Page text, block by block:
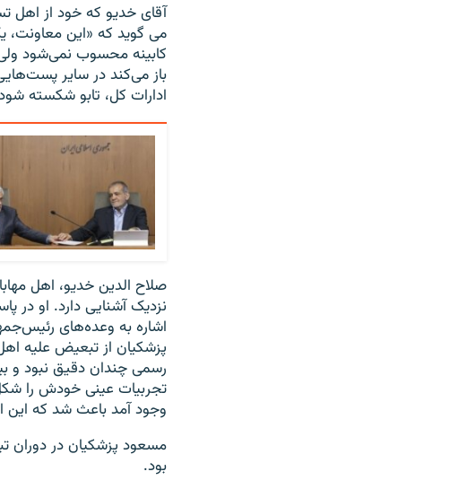
آقای خدیو که خود از اهل
می گوید که «این
کابینه محسوب نمی‌شود
باز می‌کند در سایر
ادارات کل، تابو شکسته
صلاح الدین خدیو، اهل
نزدیک آشنایی دارد. او در
اشاره به وعده‌های
پزشکیان از تبعیض علیه
رسمی چندان دقیق نبود و
تجربیات عینی خودش را
وجود آمد باعث شد که این
مسعود پزشکیان در دوران
بود.